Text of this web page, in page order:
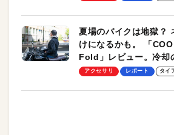
夏場のバイクは地獄？
けになるかも。 「
Fold」レビュー。冷却
却プレート、シンプル
アクセサリ レポート タイ